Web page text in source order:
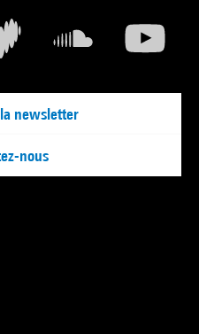
newsletter
nous